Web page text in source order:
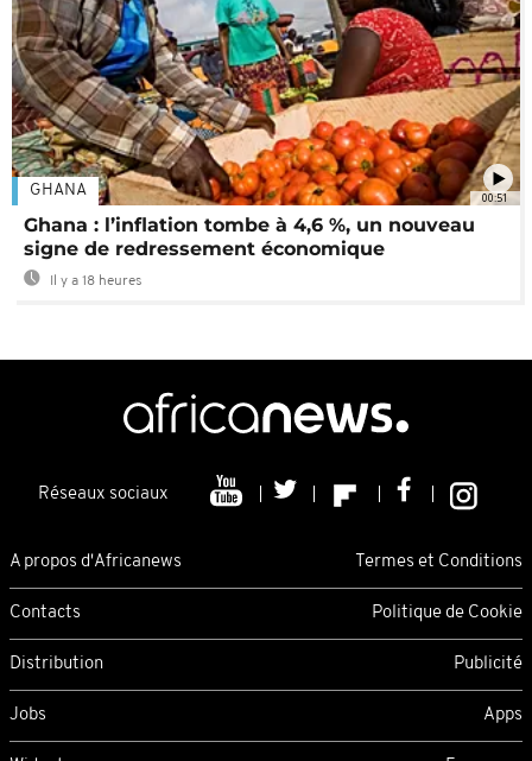
00:51
GHANA
Ghana : l’inflation tombe à 4,6 %, un nouveau
signe de redressement économique
Il y a 18 heures
Réseaux sociaux
A propos d'Africanews Termes et Conditions
Contacts Politique de Cookie
Distribution Publicité
Jobs Apps